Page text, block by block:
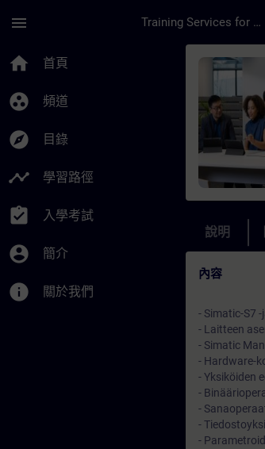
menu Training Services for Digital Industries
home 首頁
group_work 頻道
explore 目錄
timeline 學習路徑
assignment_turned_in 入學考試
account_circle 簡介
info 關於我們
課程 -
說明
內容
- Simatic-S7
- Laitteen
- Simatic
- Hardware-
- Yksiköiden
-
-
-
-